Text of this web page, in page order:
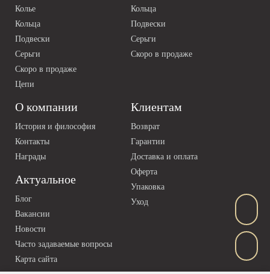
О компании
История и философия
Контакты
Награды
Актуальное
Блог
Вакансии
Новости
Часто задаваемые вопросы
Карта сайта
Клиентам
Возврат
Гарантии
Доставка и оплата
Оферта
Упаковка
Уход
Колье
Кольца
Подвески
Серьги
Скоро в продаже
Цепи
Кольца
Подвески
Серьги
Скоро в продаже